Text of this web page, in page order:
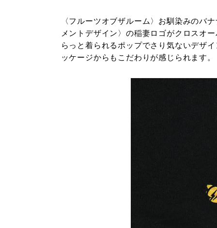
〈フルーツオブザルーム〉お馴染みのバ
メントデザイン〉の稲妻ロゴがクロスオ
らっと着られるポップでさり気ないデザ
ッケージからもこだわりが感じられます。